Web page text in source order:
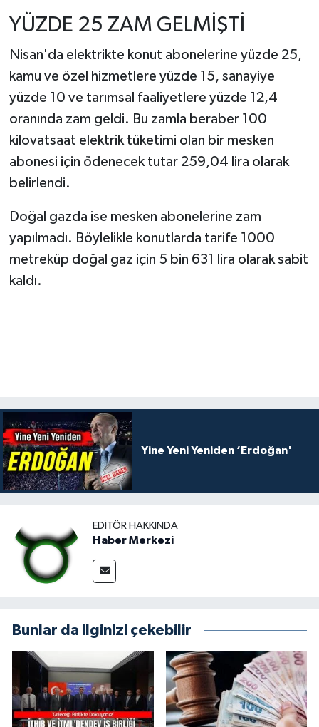
YÜZDE 25 ZAM GELMİŞTİ
Nisan'da elektrikte konut abonelerine yüzde 25,
kamu ve özel hizmetlere yüzde 15, sanayiye
yüzde 10 ve tarımsal faaliyetlere yüzde 12,4
oranında zam geldi. Bu zamla beraber 100
kilovatsaat elektrik tüketimi olan bir mesken
abonesi için ödenecek tutar 259,04 lira olarak
belirlendi.
Doğal gazda ise mesken abonelerine zam
yapılmadı. Böylelikle konutlarda tarife 1000
metreküp doğal gaz için 5 bin 631 lira olarak sabit
kaldı.
Yine Yeni Yeniden ‘Erdoğan'
EDITÖR HAKKINDA
Haber Merkezi
Bunlar da ilginizi çekebilir